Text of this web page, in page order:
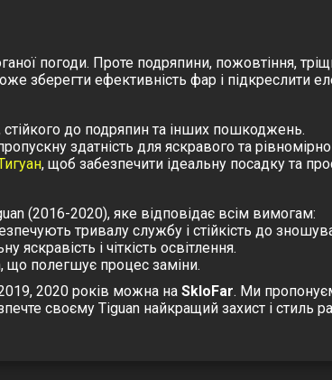
погоди. Проте подряпини, пожовтіння,
зберегти ефективність фар і підкреслити
до подряпин та інших пошкоджень.
здатність для яскравого та
, щоб забезпечити ідеальну посадку та
(2016-2020), яке відповідає всім вимогам:
тривалу службу і стійкість до
і чіткість освітлення.
що полегшує процес заміни.
2020 років можна на SkloFar. Ми
своєму Tiguan найкращий захист і стиль